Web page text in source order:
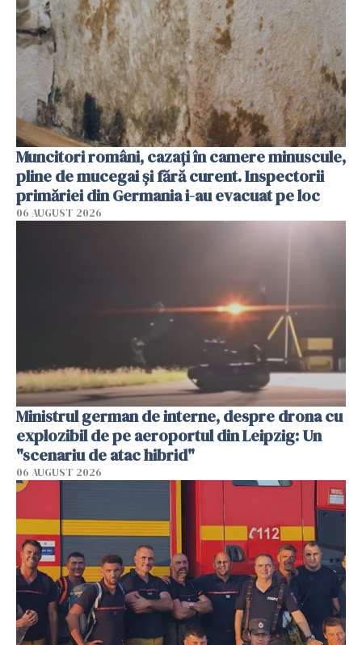
Muncitori români, cazați în camere minuscule,
pline de mucegai și fără curent. Inspectorii
primăriei din Germania i-au evacuat pe loc
06 AUGUST 2026
Ministrul german de interne, despre drona cu
explozibil de pe aeroportul din Leipzig: Un
"scenariu de atac hibrid"
06 AUGUST 2026